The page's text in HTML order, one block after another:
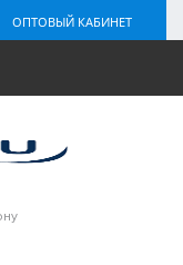
ОПТОВЫЙ КАБИНЕТ